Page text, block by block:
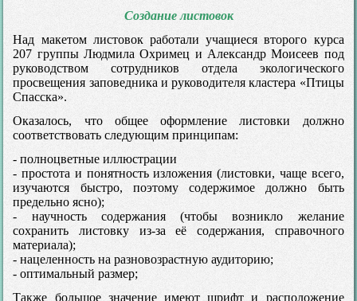
Создание листовок
Над макетом листовок работали учащиеся второго курса
207 группы Людмила Охримец и Александр Моисеев под
руководством сотрудников отдела экологического
просвещения заповедника и руководителя кластера «Птицы
Спасска».
Оказалось, что общее оформление листовки должно
соответствовать следующим принципам:
- полноцветные иллюстрации
- простота и понятность изложения (листовки, чаще всего,
изучаются быстро, поэтому содержимое должно быть
предельно ясно);
- научность содержания (чтобы возникло желание
сохранить листовку из-за её содержания, справочного
материала);
- нацеленность на разновозрастную аудиторию;
- оптимальный размер;
Также большое значение имеют шрифт и расположение